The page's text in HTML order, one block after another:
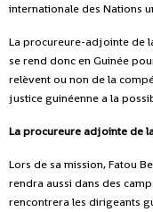
internationale des Nations
La procureure-adjointe de
se rend donc en Guinée
relèvent ou non de la
justice guinéenne a la
La procureure adjointe de
Lors de sa mission, Fatou
rendra aussi dans des
rencontrera les dirigeants